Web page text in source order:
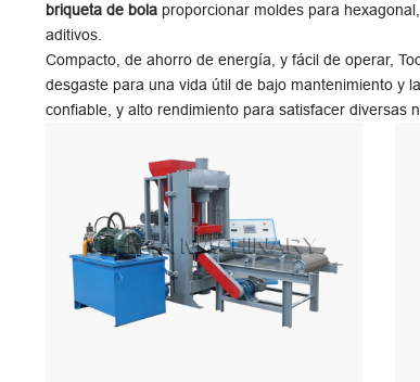
briqueta de bola proporcionar moldes para
aditivos.
Compacto, de ahorro de energía, y fácil de operar,
desgaste para una vida útil de bajo mantenimiento y
confiable, y alto rendimiento para satisfacer diversas